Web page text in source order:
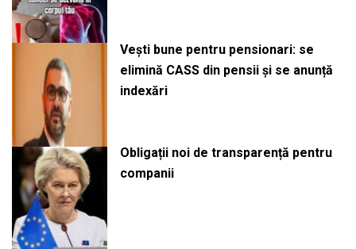
Vești bune pentru pensionari: se
elimină CASS din pensii și se anunță
indexări
Obligații noi de transparență pentru
companii